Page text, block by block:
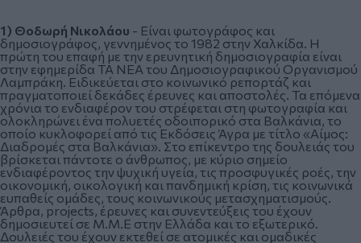
1) Θοδωρή Νικολάου - Είναι φωτογράφος και
δημοσιογράφος, γεννημένος το 1982 στην Χαλκίδα. Η
πρώτη του επαφή με την ερευνητική δημοσιογραφία είναι
στην εφημερίδα ΤΑ ΝΕΑ του Δημοσιογραφικού Οργανισμού
Λαμπράκη. Ειδικεύεται στο κοινωνικό ρεπορτάζ και
πραγματοποιεί δεκάδες έρευνες και αποστολές. Τα επόμενα
χρόνια το ενδιαφέρον του στρέφεται στη φωτογραφία και
ολοκληρώνει ένα πολυετές οδοιπορικό στα Βαλκάνια, το
οποίο κυκλοφορεί από τις Εκδόσεις Άγρα με τίτλο «Αίμος:
Διαδρομές στα Βαλκάνια». Στο επίκεντρο της δουλειάς του
βρίσκεται πάντοτε ο άνθρωπος, με κύριο σημείο
ενδιαφέροντος την ψυχική υγεία, τις προσφυγικές ροές, την
οικονομική, οικολογική και πανδημική κρίση, τις κοινωνικά
ευπαθείς ομάδες, τους κοινωνικούς μετασχηματισμούς.
Άρθρα, projects, έρευνες και συνεντεύξεις του έχουν
δημοσιευτεί σε Μ.Μ.Ε στην Ελλάδα και το εξωτερικό.
Δουλειές του έχουν εκτεθεί σε ατομικές και ομαδικές